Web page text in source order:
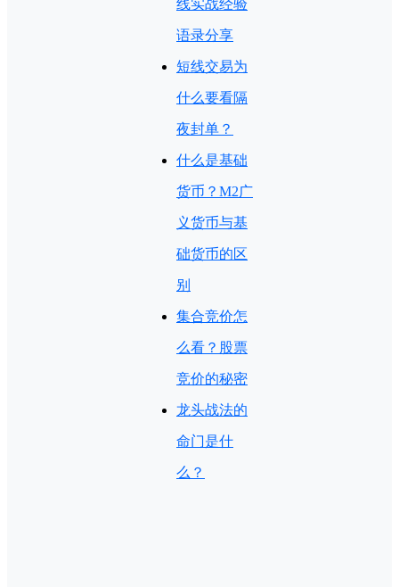
线实战经验
语录分享
短线交易为
什么要看隔
夜封单？
什么是基础
货币？M2广
义货币与基
础货币的区
别
集合竞价怎
么看？股票
竞价的秘密
龙头战法的
命门是什
么？